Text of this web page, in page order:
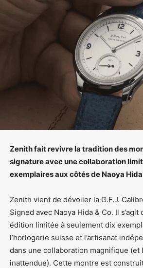
Zenith fait revivre la tradition des
signature avec une collaboration
exemplaires aux côtés de Naoya Hida
Zenith vient de dévoiler la G.F.J.
Signed avec Naoya Hida & Co. Il s’agit
édition limitée à seulement dix
l’horlogerie suisse et l’artisanat
dans une collaboration magnifique (et
inattendue). Cette montre est